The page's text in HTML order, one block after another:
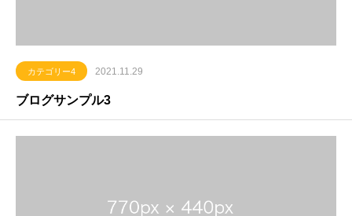
カテゴリー4 2021.11.29
ブログサンプル3